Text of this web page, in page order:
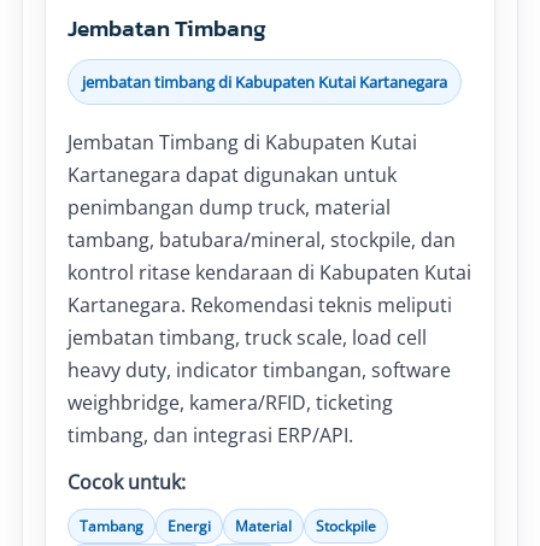
Jembatan Timbang
jembatan timbang di Kabupaten Kutai Kartanegara
Jembatan Timbang di Kabupaten Kutai
Kartanegara dapat digunakan untuk
penimbangan dump truck, material
tambang, batubara/mineral, stockpile, dan
kontrol ritase kendaraan di Kabupaten Kutai
Kartanegara. Rekomendasi teknis meliputi
jembatan timbang, truck scale, load cell
heavy duty, indicator timbangan, software
weighbridge, kamera/RFID, ticketing
timbang, dan integrasi ERP/API.
Cocok untuk:
Tambang Energi Material
Stockpile